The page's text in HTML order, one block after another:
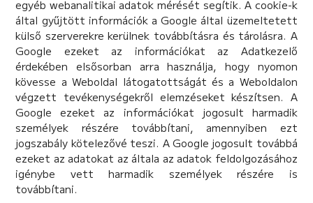
egyéb webanalitikai adatok mérését segítik. A cookie-k
által gyűjtött információk a Google által üzemeltetett
külső szerverekre kerülnek továbbításra és tárolásra. A
Google ezeket az információkat az Adatkezelő
érdekében elsősorban arra használja, hogy nyomon
kövesse a Weboldal látogatottságát és a Weboldalon
végzett tevékenységekről elemzéseket készítsen. A
Google ezeket az információkat jogosult harmadik
személyek részére továbbítani, amennyiben ezt
jogszabály kötelezővé teszi. A Google jogosult továbbá
ezeket az adatokat az általa az adatok feldolgozásához
igénybe vett harmadik személyek részére is
továbbítani.